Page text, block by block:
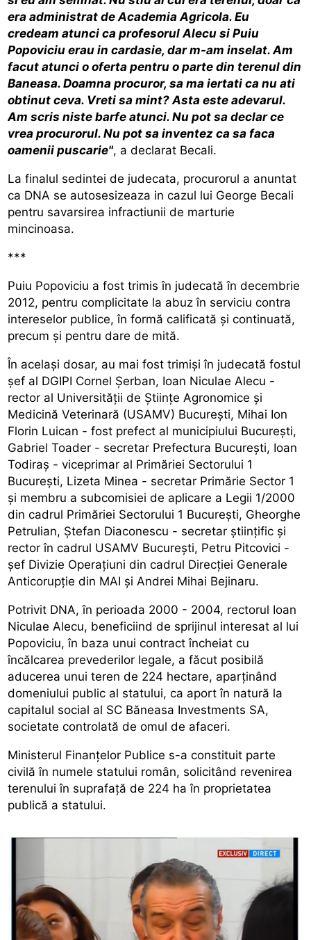
era administrat de Academia Agricola. Eu
credeam atunci ca profesorul Alecu si Puiu
Popoviciu erau in cardasie, dar m-am inselat. Am
facut atunci o oferta pentru o parte din terenul din
Baneasa. Doamna procuror, sa ma iertati ca nu ati
obtinut ceva. Vreti sa mint? Asta este adevarul.
Am scris niste barfe atunci. Nu pot sa declar ce
vrea procurorul. Nu pot sa inventez ca sa faca
oamenii puscarie", a declarat Becali.
La finalul sedintei de judecata, procurorul a anuntat
ca DNA se autosesizeaza in cazul lui George Becali
pentru savarsirea infractiunii de marturie
mincinoasa.
***
Puiu Popoviciu a fost trimis în judecată în decembrie
2012, pentru complicitate la abuz în serviciu contra
intereselor publice, în formă calificată și continuată,
precum și pentru dare de mită.
În același dosar, au mai fost trimiși în judecată fostul
șef al DGIPI Cornel Șerban, Ioan Niculae Alecu -
rector al Universității de Științe Agronomice și
Medicină Veterinară (USAMV) București, Mihai Ion
Florin Luican - fost prefect al municipiului București,
Gabriel Toader - secretar Prefectura București, Ioan
Todiraș - viceprimar al Primăriei Sectorului 1
București, Lizeta Minea - secretar Primărie Sector 1
și membru a subcomisiei de aplicare a Legii 1/2000
din cadrul Primăriei Sectorului 1 București, Gheorghe
Petrulian, Ștefan Diaconescu - secretar științific și
rector în cadrul USAMV București, Petru Pitcovici -
șef Divizie Operațiuni din cadrul Direcției Generale
Anticorupție din MAI și Andrei Mihai Bejinaru.
Potrivit DNA, în perioada 2000 - 2004, rectorul Ioan
Niculae Alecu, beneficiind de sprijinul interesat al lui
Popoviciu, în baza unui contract încheiat cu
încălcarea prevederilor legale, a făcut posibilă
aducerea unui teren de 224 hectare, aparținând
domeniului public al statului, ca aport în natură la
capitalul social al SC Băneasa Investments SA,
societate controlată de omul de afaceri.
Ministerul Finanțelor Publice s-a constituit parte
civilă în numele statului român, solicitând revenirea
terenului în suprafață de 224 ha în proprietatea
publică a statului.